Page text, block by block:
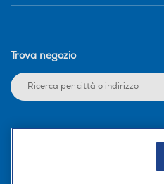
Trova negozio